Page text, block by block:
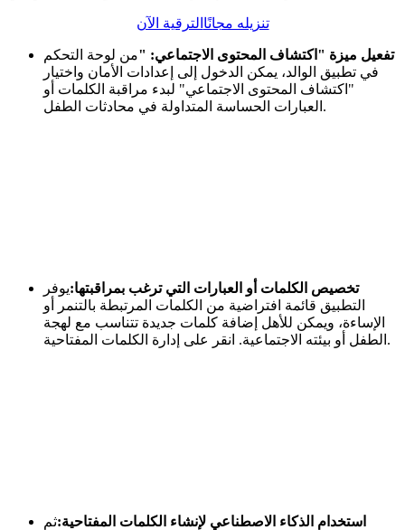
تنزيله مجانًا الترقية الآن
تفعيل ميزة "اكتشاف المحتوى الاجتماعي: "من لوحة التحكم
في تطبيق الوالد، يمكن الدخول إلى إعدادات الأمان واختيار
"اكتشاف المحتوى الاجتماعي" لبدء مراقبة الكلمات أو
العبارات الحساسة المتداولة في محادثات الطفل.
تخصيص الكلمات أو العبارات التي ترغب بمراقبتها:يوفر
التطبيق قائمة افتراضية من الكلمات المرتبطة بالتنمر أو
الإساءة، ويمكن للأهل إضافة كلمات جديدة تتناسب مع لهجة
الطفل أو بيئته الاجتماعية. انقر على إدارة الكلمات المفتاحية.
استخدام الذكاء الاصطناعي لإنشاء الكلمات المفتاحية:ثم